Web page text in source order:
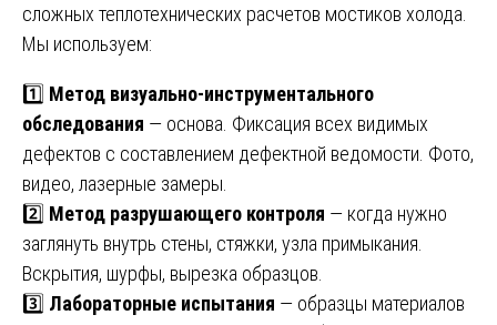
сложных теплотехнических расчетов мостиков холода.
Мы используем:
1️⃣ Метод визуально-инструментального
обследования — основа. Фиксация всех видимых
дефектов с составлением дефектной ведомости. Фото,
видео, лазерные замеры.
2️⃣ Метод разрушающего контроля — когда нужно
заглянуть внутрь стены, стяжки, узла примыкания.
Вскрытия, шурфы, вырезка образцов.
3️⃣ Лабораторные испытания — образцы материалов